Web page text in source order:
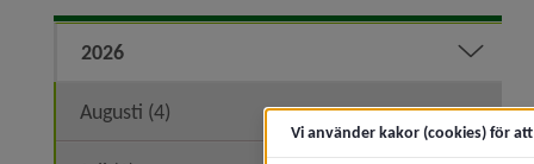
2026
Augusti (4)
Vi använder kakor (cookies) för